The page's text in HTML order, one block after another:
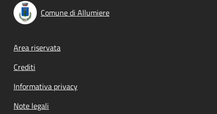
Comune di Allumiere
Footer menu
Area riservata
Crediti
Informativa privacy
Note legali